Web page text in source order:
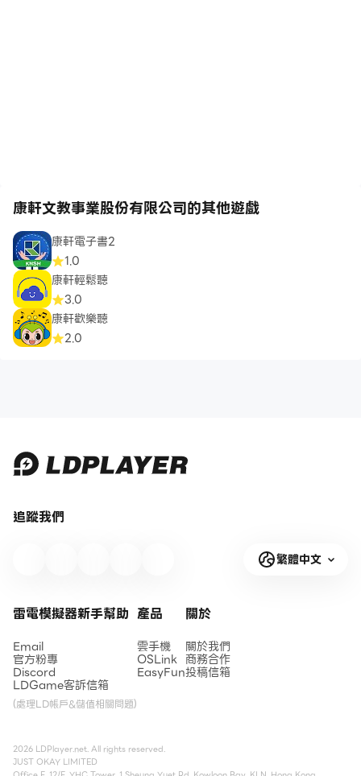
康軒文教事業股份有限公司的其他遊戲
康軒電子書2
1.0
康軒輕鬆聽
3.0
康軒歡樂聽
2.0
追蹤我們
繁體中文
雷電模擬器新手幫助
Email
官方粉專
Discord
LDGame客訴信箱
(處理LD帳戶&儲值相關問題)
產品
雲手機
OSLink
EasyFun
關於
關於我們
商務合作
投稿信箱
2026 LDPlayer.net. All rights reserved.
JUST OKAY LIMITED